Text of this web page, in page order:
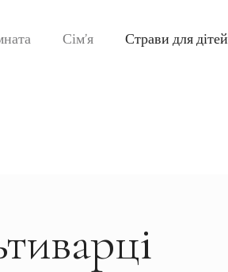
Сім’я Страви для дітей